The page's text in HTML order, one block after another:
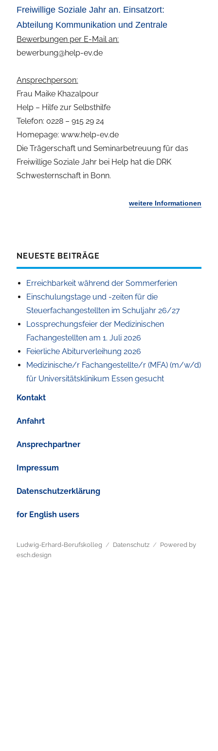
Freiwillige Soziale Jahr an. Einsatzort:
Abteilung Kommunikation und Zentrale
Bewerbungen per E-Mail an:
bewerbung@help-ev.de
Ansprechperson:
Frau Maike Khazalpour
Help – Hilfe zur Selbsthilfe
Telefon: 0228 – 915 29 24
Homepage: www.help-ev.de
Die Trägerschaft und Seminarbetreuung für das
Freiwillige Soziale Jahr bei Help hat die DRK
Schwesternschaft in Bonn.
weitere Informationen
NEUESTE BEITRÄGE
Erreichbarkeit während der Sommerferien
Einschulungstage und -zeiten für die
Steuerfachangestellten im Schuljahr 26/27
Lossprechungsfeier der Medizinischen
Fachangestellten am 1. Juli 2026
Feierliche Abiturverleihung 2026
Medizinische/r Fachangestellte/r (MFA) (m/w/d)
für Universitätsklinikum Essen gesucht
Kontakt
Anfahrt
Ansprechpartner
Impressum
Datenschutzerklärung
for English users
Ludwig-Erhard-Berufskolleg Datenschutz
Powered by
esch.design